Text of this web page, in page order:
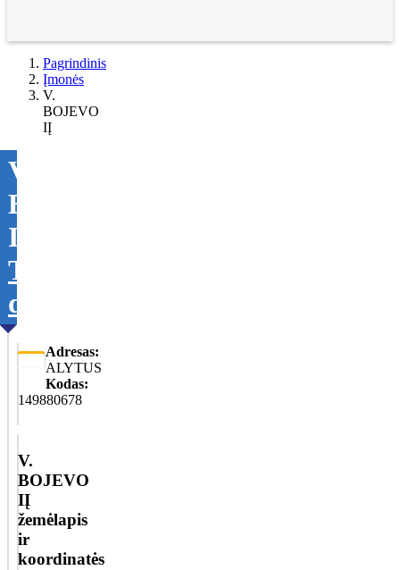
Pagrindinis
Įmonės
V.
BOJEVO
IĮ
V.
BOJEVO
IĮ
Tikslinti
duomenis
Adresas:
ALYTUS
Kodas:
149880678
V.
BOJEVO
IĮ
žemėlapis
ir
koordinatės